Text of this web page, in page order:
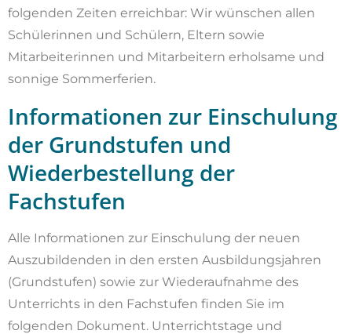
folgenden Zeiten erreichbar: Wir wünschen allen
Schülerinnen und Schülern, Eltern sowie
Mitarbeiterinnen und Mitarbeitern erholsame und
sonnige Sommerferien.
Informationen zur Einschulung
der Grundstufen und
Wiederbestellung der
Fachstufen
Alle Informationen zur Einschulung der neuen
Auszubildenden in den ersten Ausbildungsjahren
(Grundstufen) sowie zur Wiederaufnahme des
Unterrichts in den Fachstufen finden Sie im
folgenden Dokument. Unterrichtstage und